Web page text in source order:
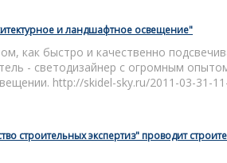
и ландшафтное освещение"
как быстро и качественно
- светодизайнер с огромным
http://skidel-sky.ru/2011-03-31-
строительных экспертиз" проводит